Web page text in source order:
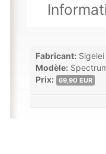
Fabricant: Sigelei
Modèle:
Prix: 69,90 EUR